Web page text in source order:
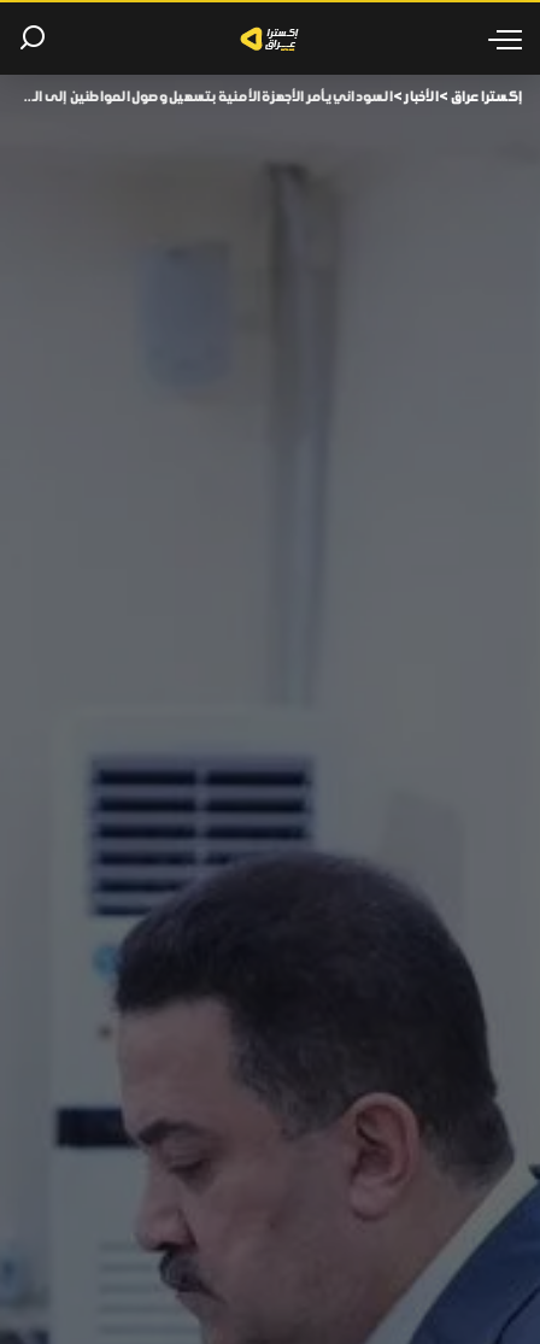
إكسترا عراق >الأخبار>السوداني يأمر الأجهزة الأمنية بتسهيل وصول المواطنين إلى المراكز الانتخابية